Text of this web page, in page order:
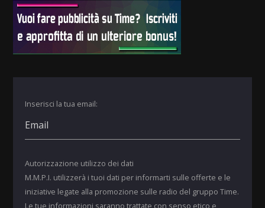
Inserisci la tua email:
Autorizzazione utilizzo dei dati
M.M.P.I. utilizzerà i tuoi dati per informarti sulle offerte e le
iniziative legate alla promozione sulle radio del gruppo Time.
Le tue informazioni saranno trattate con senso etico e